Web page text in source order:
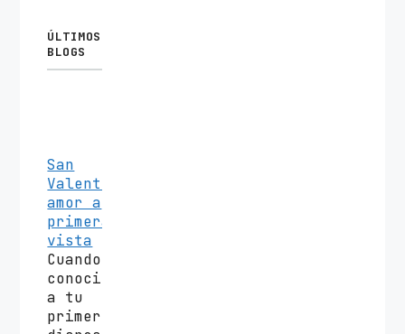
ÚLTIMOS
BLOGS
San
Valentín
amor a
primera
vista
Cuando
conociste
a tu
primer